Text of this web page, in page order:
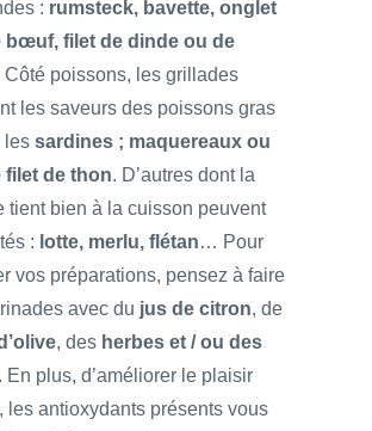
: rumsteck, bavette, onglet
bœuf, filet de dinde ou de
Côté poissons, les grillades
les saveurs des poissons gras
les sardines ; maquereaux ou
filet de thon. D’autres dont la
tient bien à la cuisson peuvent
: lotte, merlu, flétan… Pour
vos préparations, pensez à faire
avec du jus de citron, de
, des herbes et / ou des
. En plus, d’améliorer le plaisir
les antioxydants présents vous